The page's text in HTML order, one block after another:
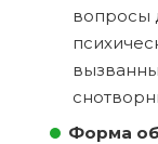
вопросы
Форма